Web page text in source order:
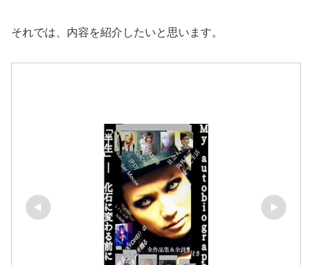
それでは、内容を紹介したいと思います。